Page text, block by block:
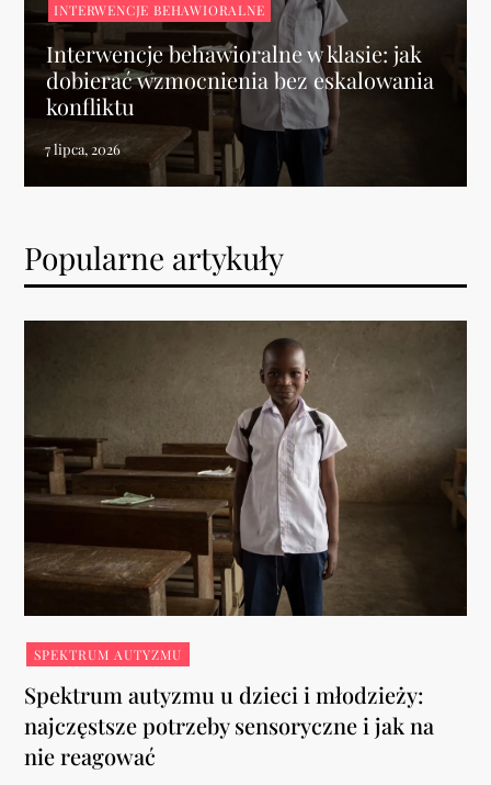
INTERWENCJE BEHAWIORALNE
Interwencje behawioralne w klasie: jak
dobierać wzmocnienia bez eskalowania
konfliktu
Popularne artykuły
SPEKTRUM AUTYZMU
Spektrum autyzmu u dzieci i młodzieży:
najczęstsze potrzeby sensoryczne i jak na
nie reagować